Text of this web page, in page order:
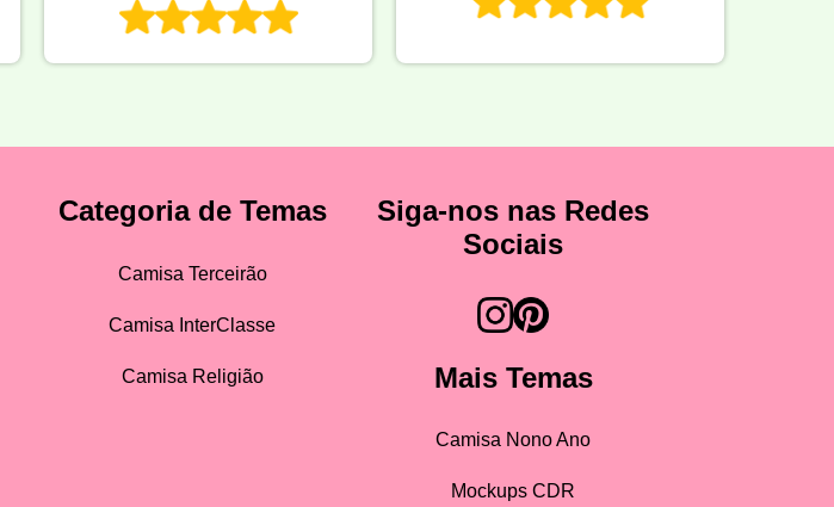
Categoria de Temas
Camisa Terceirão
Camisa InterClasse
Camisa Religião
Siga-nos nas Redes
Sociais
Mais Temas
Camisa Nono Ano
Mockups CDR